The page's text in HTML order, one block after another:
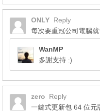
ONLY Reply
每次要重冠公司電腦
WanMP
多謝支持 :)
zero
Reply
一鍵式更新包 64 位元